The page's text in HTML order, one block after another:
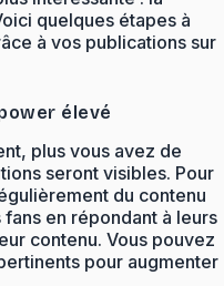
quelques étapes à
à vos publications sur
élevé
plus vous avez de
seront visibles. Pour
du contenu
en répondant à leurs
contenu. Vous pouvez
pour augmenter